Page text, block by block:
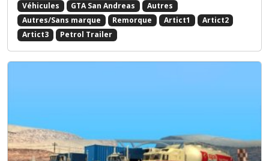
Véhicules GTA San Andreas
Autres
Autres/Sans marque
Remorque Artict1
Artict2
Artict3
Petrol Trailer